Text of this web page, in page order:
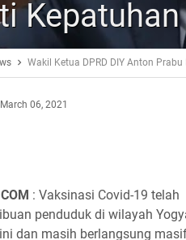
Wakil Ketua DPRD DIY Anton
March 06, 2021
: Vaksinasi Covid-19 telah
penduduk di wilayah
dan masih berlangsung